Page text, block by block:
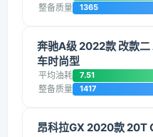
整备质量 1365
奔驰A级 2022款 改款
车时尚型
平均油耗 7.51
整备质量 1417
昂科拉GX 2020款 20T